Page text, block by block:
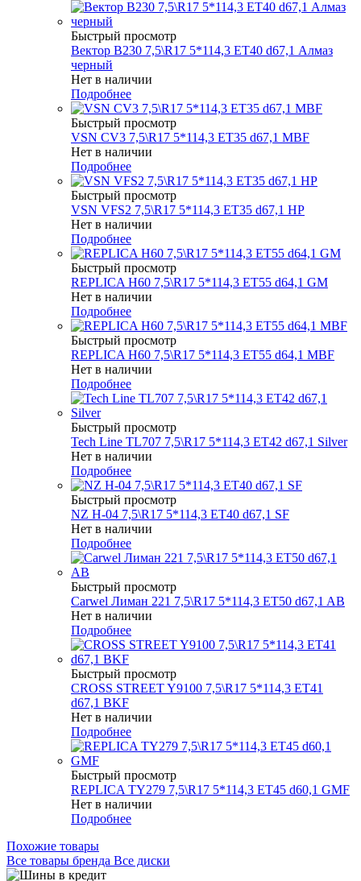
Быстрый просмотр
Вектор B230 7,5\R17 5*114,3 ET40 d67,1 Алмаз
черный
Нет в наличии
Подробнее
Быстрый просмотр
VSN CV3 7,5\R17 5*114,3 ET35 d67,1 MBF
Нет в наличии
Подробнее
Быстрый просмотр
VSN VFS2 7,5\R17 5*114,3 ET35 d67,1 HP
Нет в наличии
Подробнее
Быстрый просмотр
REPLICA H60 7,5\R17 5*114,3 ET55 d64,1 GM
Нет в наличии
Подробнее
Быстрый просмотр
REPLICA H60 7,5\R17 5*114,3 ET55 d64,1 MBF
Нет в наличии
Подробнее
Быстрый просмотр
Tech Line TL707 7,5\R17 5*114,3 ET42 d67,1 Silver
Нет в наличии
Подробнее
Быстрый просмотр
NZ H-04 7,5\R17 5*114,3 ET40 d67,1 SF
Нет в наличии
Подробнее
Быстрый просмотр
Carwel Лиман 221 7,5\R17 5*114,3 ET50 d67,1 AB
Нет в наличии
Подробнее
Быстрый просмотр
CROSS STREET Y9100 7,5\R17 5*114,3 ET41
d67,1 BKF
Нет в наличии
Подробнее
Быстрый просмотр
REPLICA TY279 7,5\R17 5*114,3 ET45 d60,1 GMF
Нет в наличии
Подробнее
Похожие товары
Все товары бренда Все диски